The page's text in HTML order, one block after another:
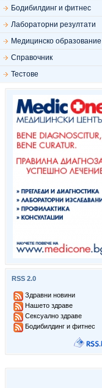
Бодибилдинг и фитнес
Лабораторни резултати
Медицинско образование
Справочник
Тестове
RSS 2.0
Здравни новини
Нашето здраве
Сексуално здраве
Бодибилдинг и фитнес